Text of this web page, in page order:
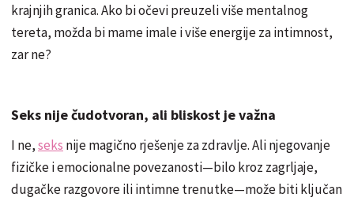
krajnjih granica. Ako bi očevi preuzeli više mentalnog
tereta, možda bi mame imale i više energije za intimnost,
zar ne?
Seks nije čudotvoran, ali bliskost je važna
I ne,seks nije magično rješenje za zdravlje. Ali njegovanje
fizičke i emocionalne povezanosti—bilo kroz zagrljaje,
dugačke razgovore ili intimne trenutke—može biti ključan